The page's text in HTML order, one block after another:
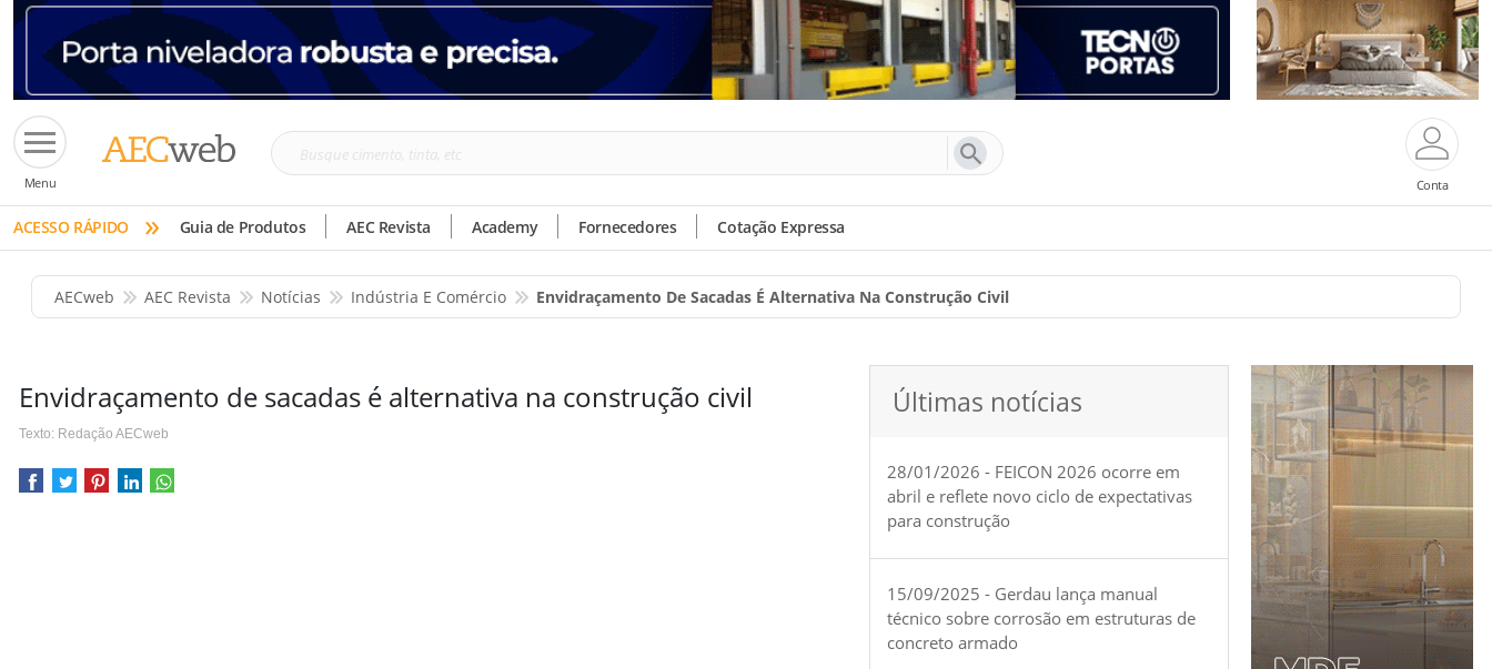
Menu
Busque
tinta,
etc
Conta
ACESSO RÁPIDO » Guia de Produtos AEC Revista Academy Fornecedores Cotação Expressa
AECweb AEC Revista Notícias Indústria E Comércio Envidraçamento De Sacadas É Alternativa Na Construção Civil
Envidraçamento de sacadas é alternativa na construção civil
Texto: Redação AECweb
Últimas notícias
28/01/2026 - FEICON 2026 ocorre em
abril e reflete novo ciclo de expectativas
para construção
15/09/2025 - Gerdau lança manual
técnico sobre corrosão em estruturas de
concreto armado